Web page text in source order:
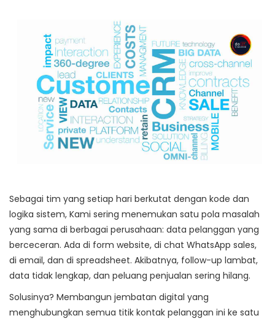
Sebagai tim yang setiap hari berkutat dengan kode dan
logika sistem, Kami sering menemukan satu pola masalah
yang sama di berbagai perusahaan: data pelanggan yang
berceceran. Ada di form website, di chat WhatsApp sales,
di email, dan di spreadsheet. Akibatnya, follow-up lambat,
data tidak lengkap, dan peluang penjualan sering hilang.
Solusinya? Membangun jembatan digital yang
menghubungkan semua titik kontak pelanggan ini ke satu